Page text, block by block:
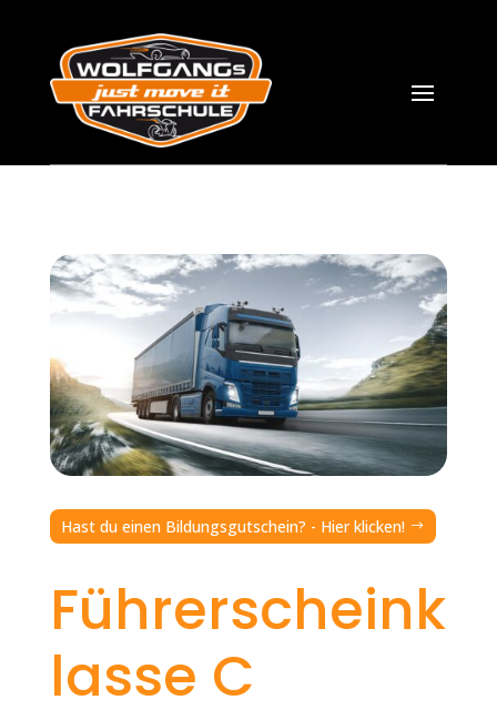
Hast du einen Bildungsgutschein? - Hier klicken!
Führerscheink
lasse C